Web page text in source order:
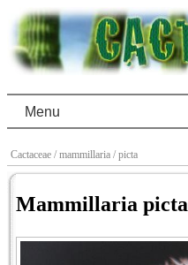
Menu
Cactaceae / mammillaria / picta
Mammillaria picta